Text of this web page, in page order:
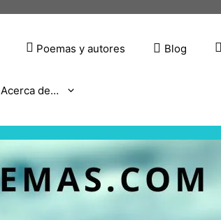
Poemas y autores Blog
Acerca de…